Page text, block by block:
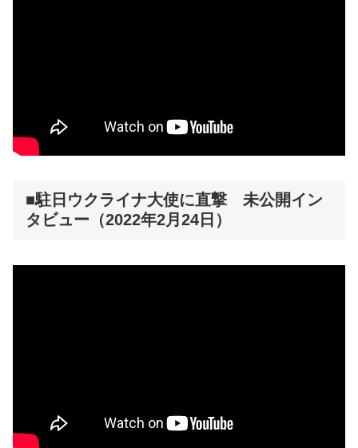
■駐日ウクライナ大使に直撃 未公開イン
タビュー（2022年2月24日）